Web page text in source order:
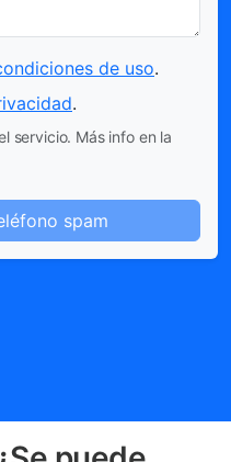
de uso.
.
servicio. Más info en la
spam